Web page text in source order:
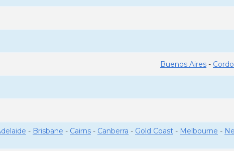
Buenos Aires -
- Brisbane - Cairns - Canberra - Gold Coast - Melbourne -